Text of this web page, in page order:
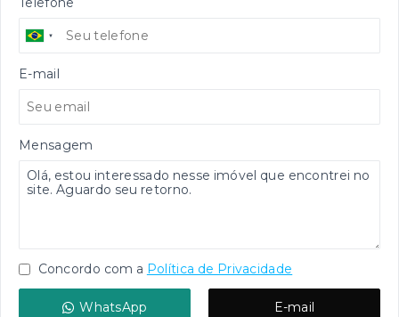
E-mail
Mensagem
Concordo com a Política de Privacidade
WhatsApp E-mail